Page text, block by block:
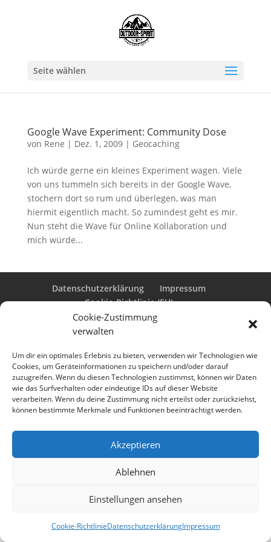
Cookie-Zustimmung
verwalten
Um dir ein optimales Erlebnis zu bieten, verwenden wir Technologien wie
Cookies, um Geräteinformationen zu speichern und/oder darauf
zuzugreifen. Wenn du diesen Technologien zustimmst, können wir Daten
wie das Surfverhalten oder eindeutige IDs auf dieser Website
verarbeiten. Wenn du deine Zustimmung nicht erteilst oder zurückziehst,
können bestimmte Merkmale und Funktionen beeinträchtigt werden.
Akzeptieren
Ablehnen
Einstellungen ansehen
Cookie-RichtlinieDatenschutzerklärungImpressum
Seite wählen
Google Wave Experiment: Community Dose
von Rene | Dez. 1, 2009| Geocaching
Ich würde gerne ein kleines Experiment wagen. Viele
von uns tummeln sich bereits in der Google Wave,
stochern dort so rum und überlegen, was man
hiermit eigentlich macht. So zumindest geht es mir.
Nun steht die Wave für Online Kollaboration und
mich würde...
Datenschutzerklärung
Impressum
Cookie-Richtlinie (EU)
Designed byElegant Themes| Powered by
WordPress